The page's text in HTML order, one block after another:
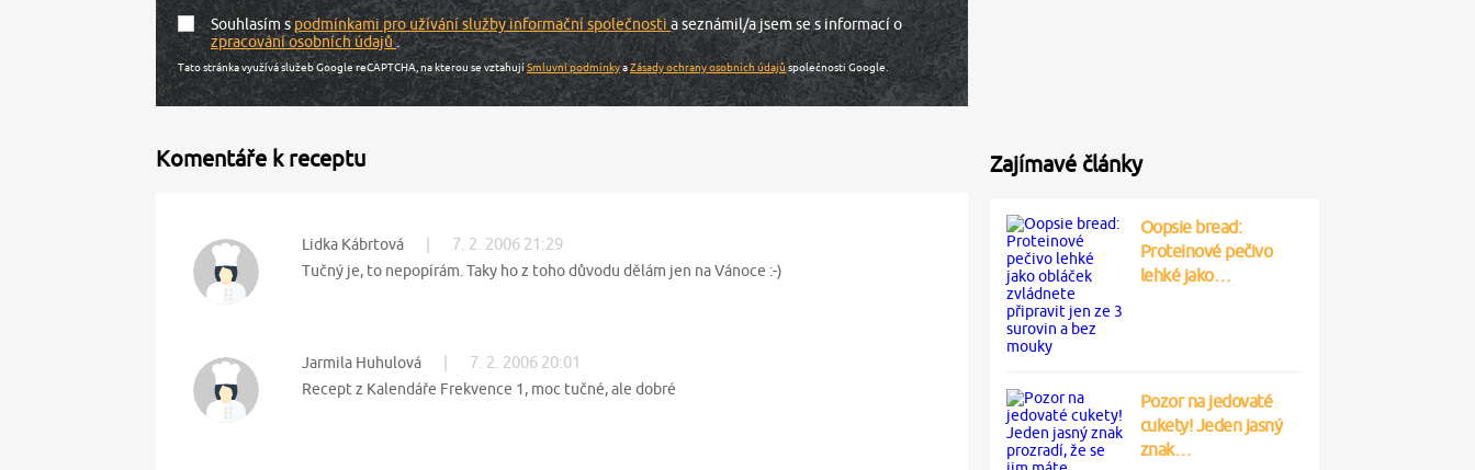
Souhlasím spodmínkami pro užívání služby informační společnosti a seznámil/a jsem se s informací o
zpracování osobních údajů.
Tato stránka využívá služeb Google reCAPTCHA, na kterou se vztahujíSmluvní podmínkyaZásady ochrany osobních údajůspolečnosti Google.
Komentáře k receptu
Lidka Kábrtová 7. 2. 2006 21:29
Tučný je, to nepopírám. Taky ho z toho důvodu dělám jen na Vánoce :-)
Jarmila Huhulová 7. 2. 2006 20:01
Recept z Kalendáře Frekvence 1, moc tučné, ale dobré
Zajímavé články
Oopsie bread:
Proteinové pečivo
lehké jako…
Pozor na jedovaté
cukety! Jeden jasný
znak…